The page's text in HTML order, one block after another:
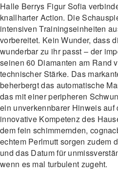
Halle Berrys Figur Sofia
knallharter Action. Die
intensiven Trainingseinheiten
vorbereitet. Kein Wunder, dass
wunderbar zu ihr passt – der
seinen 60 Diamanten am Rand
technischer Stärke. Das
beherbergt das automatische
das mit einer peripheren
ein unverkennbarer Hinweis
innovative Kompetenz des
dem fein schimmernden,
echtem Perlmutt sorgen zudem
und das Datum für
wenn es mal turbulent zugeht.